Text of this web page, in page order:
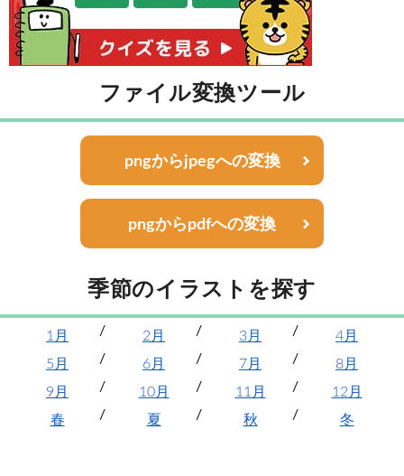
ファイル変換ツール
pngからjpegへの変換
pngからpdfへの変換
季節のイラストを探す
1月 2月 3月
4月
5月
6月 7月
8月
9月
10月 11月
12月
春
夏 秋 冬